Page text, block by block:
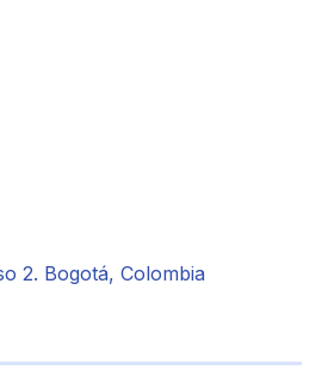
2. Bogotá, Colombia